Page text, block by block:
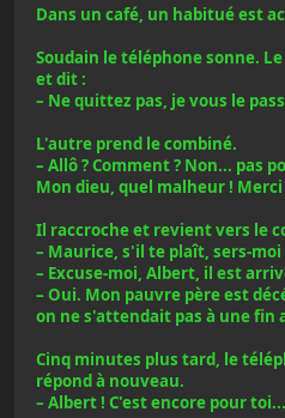
Dans un café, un habitué est
Soudain le téléphone sonne.
et dit :
– Ne quittez pas, je vous le
L'autre prend le combiné.
– Allô ? Comment ? Non... pas
Mon dieu, quel malheur !
Il raccroche et revient vers le
– Maurice, s'il te plaît, sers-
– Excuse-moi, Albert, il est
– Oui. Mon pauvre père est
on ne s'attendait pas à une fin
Cinq minutes plus tard, le
répond à nouveau.
– Albert ! C'est encore pour toi...